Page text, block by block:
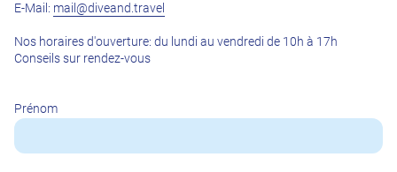
E-Mail: mail@diveand.travel
Nos horaires d'ouverture: du lundi au vendredi de 10h à 17h
Conseils sur rendez-vous
Prénom